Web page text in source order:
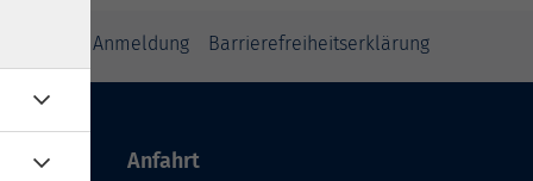
zur Anmeldung Barrierefreiheitserklärung
Anfahrt